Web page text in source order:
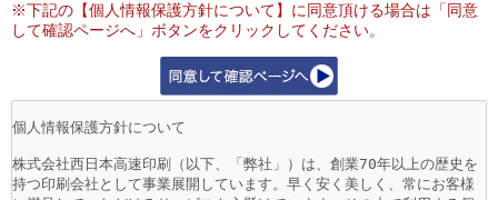
※下記の【個人情報保護方針について】に同意頂ける場合は「同意
して確認ページへ」ボタンをクリックしてください。